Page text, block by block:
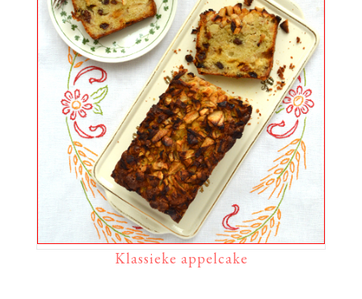
Klassieke appelcake